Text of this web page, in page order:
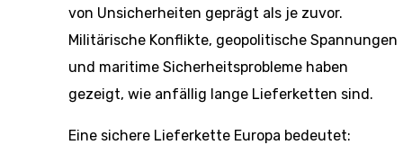
von Unsicherheiten geprägt als je zuvor.
Militärische Konflikte, geopolitische Spannungen
und maritime Sicherheitsprobleme haben
gezeigt, wie anfällig lange Lieferketten sind.
Eine sichere Lieferkette Europa bedeutet: